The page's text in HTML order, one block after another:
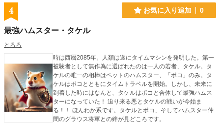
4 お気に入り追加 0
最強ハムスター・タケル
とろろ
時は西暦2085年。人類は遂にタイムマシンを発明した。第一
被験者として無作為に選ばれたのは一人の若者、タケル。タ
ケルの唯一の相棒はペットのハムスター、「ポコ」のみ。タ
ケルはポコとともにタイムトラベルを開始。しかし、未来に
到着した時にはなんと、タケルはポコと合体して最強ハムス
ターになっていた！ 迫り来る悪とタケルの戦いが今始ま
る！！ ほんわか系です。タケルとポコ、そしてハムスター仲
間のグラウス将軍との絆が見どころです。